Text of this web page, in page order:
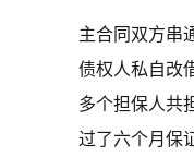
主合同双方串
债权人私自改
多个担保人共
过了六个月保